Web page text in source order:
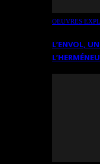
OEUVRES
L’ENVOL,